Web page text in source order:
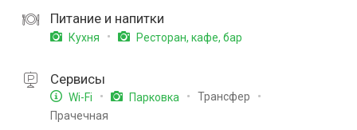
Питание и напитки
Кухня Ресторан, кафе, бар
Сервисы
Wi-Fi Парковка
Трансфер
Прачечная